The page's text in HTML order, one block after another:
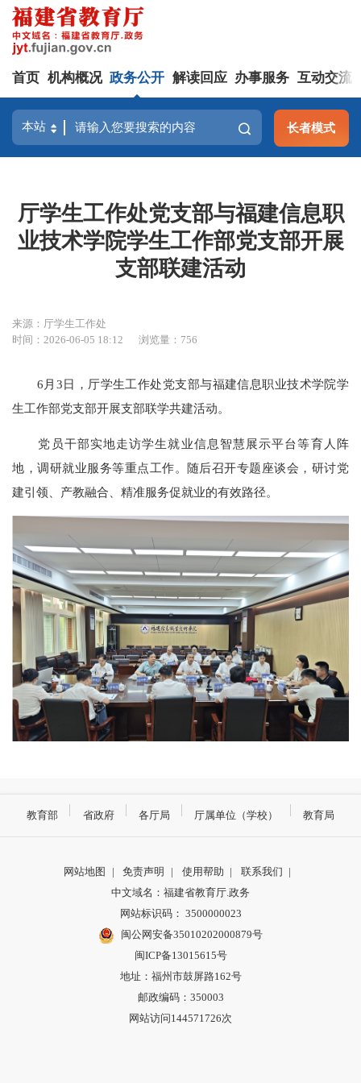
首页 机构概况 政务公开 解读回应 办事服务 互动交流
长者模式
厅学生工作处党支部与福建信息职
业技术学院学生工作部党支部开展
支部联建活动
来源：厅学生工作处
时间：2026-06-05 18:12
浏览量：756
6月3日，厅学生工作处党支部与福建信息职业技术学院学
生工作部党支部开展支部联学共建活动。
党员干部实地走访学生就业信息智慧展示平台等育人阵
地，调研就业服务等重点工作。随后召开专题座谈会，研讨党
建引领、产教融合、精准服务促就业的有效路径。
教育部 省政府 各厅局 厅属单位（学校） 教育局
网站地图 | 免责声明 | 使用帮助 | 联系我们 |
中文域名：福建省教育厅.政务
网站标识码： 3500000023
闽公网安备35010202000879号
闽ICP备13015615号
地址：福州市鼓屏路162号
邮政编码：350003
网站访问144571726次